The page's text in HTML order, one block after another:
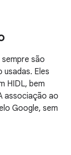
são
Eles
HIDL, bem
associação ao
Google, sem